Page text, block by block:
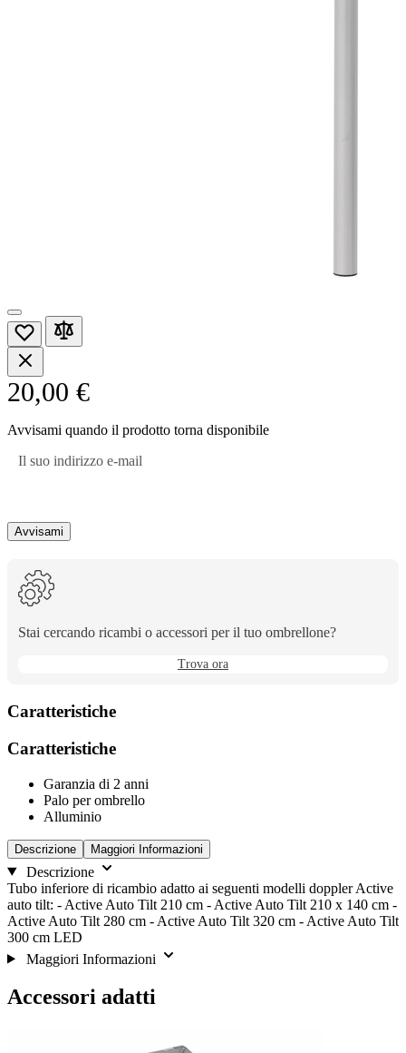
20,00 €
Avvisami quando il prodotto torna disponibile
Il suo indirizzo e-mail
Avvisami
Stai cercando ricambi o accessori per il tuo ombrellone?
Trova ora
Caratteristiche
Caratteristiche
Garanzia di 2 anni
Palo per ombrello
Alluminio
Descrizione Maggiori Informazioni
Descrizione
Tubo inferiore di ricambio adatto ai seguenti modelli doppler Active
auto tilt: - Active Auto Tilt 210 cm - Active Auto Tilt 210 x 140 cm -
Active Auto Tilt 280 cm - Active Auto Tilt 320 cm - Active Auto Tilt
300 cm LED
Maggiori Informazioni
Accessori adatti